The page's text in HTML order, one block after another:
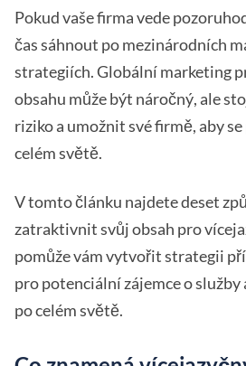
Pokud vaše firma vede
čas sáhnout po mezinárodních
strategiích. Globální marketing
obsahu může být náročný, ale
riziko a umožnit své firmě, aby
celém světě.
V tomto článku najdete deset
zatraktivnit svůj obsah pro
pomůže vám vytvořit strategii
pro potenciální zájemce o
po celém světě.